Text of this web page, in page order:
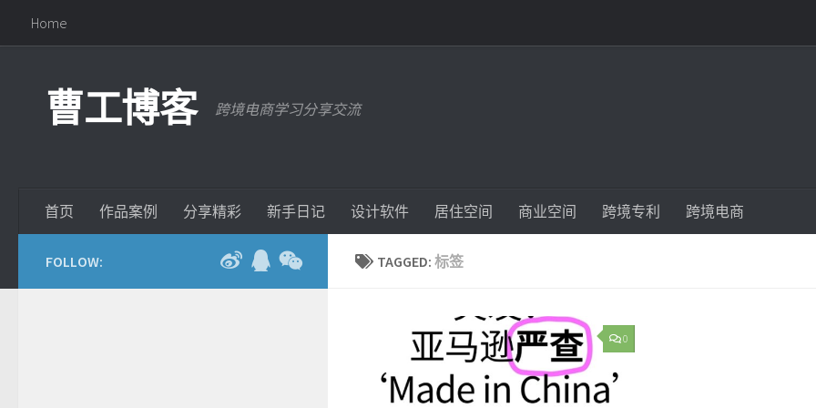
Home
曹工博客 跨境电商学习分享交流
首页 作品案例 分享精彩 新手日记 设计软件 居住空间 商业空间 跨境专利 跨境电商
TAGGED: 标签
0
FOLLOW: